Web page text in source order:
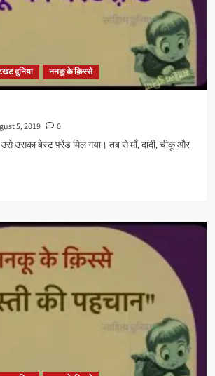
दुनिया ननकू के क़िस्से
5, 2019
0
उसका बेस्ट फ़्रेंड मिल गया। तब से माँ, दादी, चीकू और